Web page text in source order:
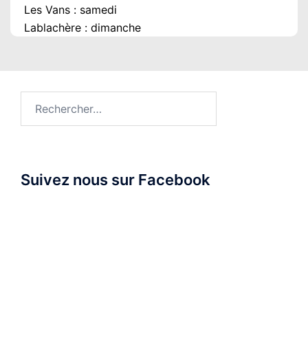
Les Vans : samedi
Lablachère : dimanche
Suivez nous sur Facebook